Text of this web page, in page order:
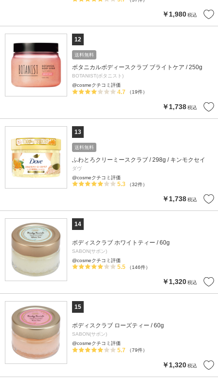
￥1,980税込
12
送料無料
ボタニカルボディースクラブ ブライトケア / 250g
BOTANIST(ボタニスト)
@cosmeクチコミ評価
4.7 （19件）
￥1,738税込
13
送料無料
ふわとろクリーミースクラブ / 298g / キンモクセイ
ダヴ
@cosmeクチコミ評価
5.3 （32件）
￥1,738税込
14
ボディスクラブ ホワイトティー / 60g
SABON(サボン)
@cosmeクチコミ評価
5.5 （146件）
￥1,320税込
15
ボディスクラブ ローズティー / 60g
SABON(サボン)
@cosmeクチコミ評価
5.7 （79件）
￥1,320税込